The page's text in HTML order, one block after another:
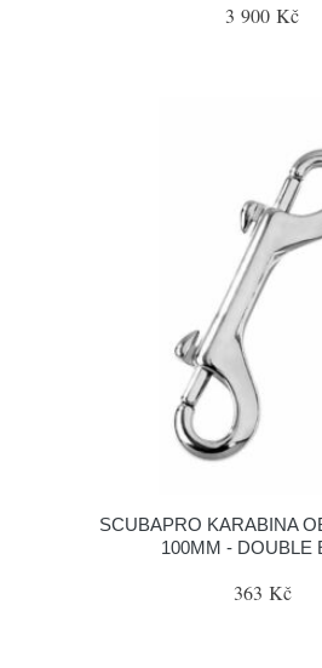
3 900 Kč
SCUBAPRO KARABINA
100MM - DOUBLE
363 Kč